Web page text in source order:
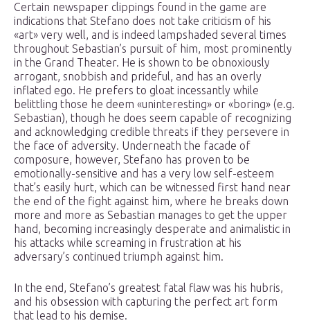
Certain newspaper clippings found in the game are
indications that Stefano does not take criticism of his
«art» very well, and is indeed lampshaded several times
throughout Sebastian’s pursuit of him, most prominently
in the Grand Theater. He is shown to be obnoxiously
arrogant, snobbish and prideful, and has an overly
inflated ego. He prefers to gloat incessantly while
belittling those he deem «uninteresting» or «boring» (e.g.
Sebastian), though he does seem capable of recognizing
and acknowledging credible threats if they persevere in
the face of adversity. Underneath the facade of
composure, however, Stefano has proven to be
emotionally-sensitive and has a very low self-esteem
that’s easily hurt, which can be witnessed first hand near
the end of the fight against him, where he breaks down
more and more as Sebastian manages to get the upper
hand, becoming increasingly desperate and animalistic in
his attacks while screaming in frustration at his
adversary’s continued triumph against him.
In the end, Stefano’s greatest fatal flaw was his hubris,
and his obsession with capturing the perfect art form
that lead to his demise.